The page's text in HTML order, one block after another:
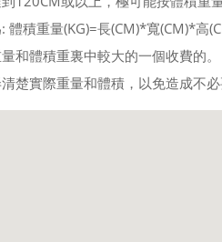
體積重量(KG)=長(CM)*寬(CM)*高
和體積重裏中較大的一個收費的。
楚實際重量和體積，以免造成不必